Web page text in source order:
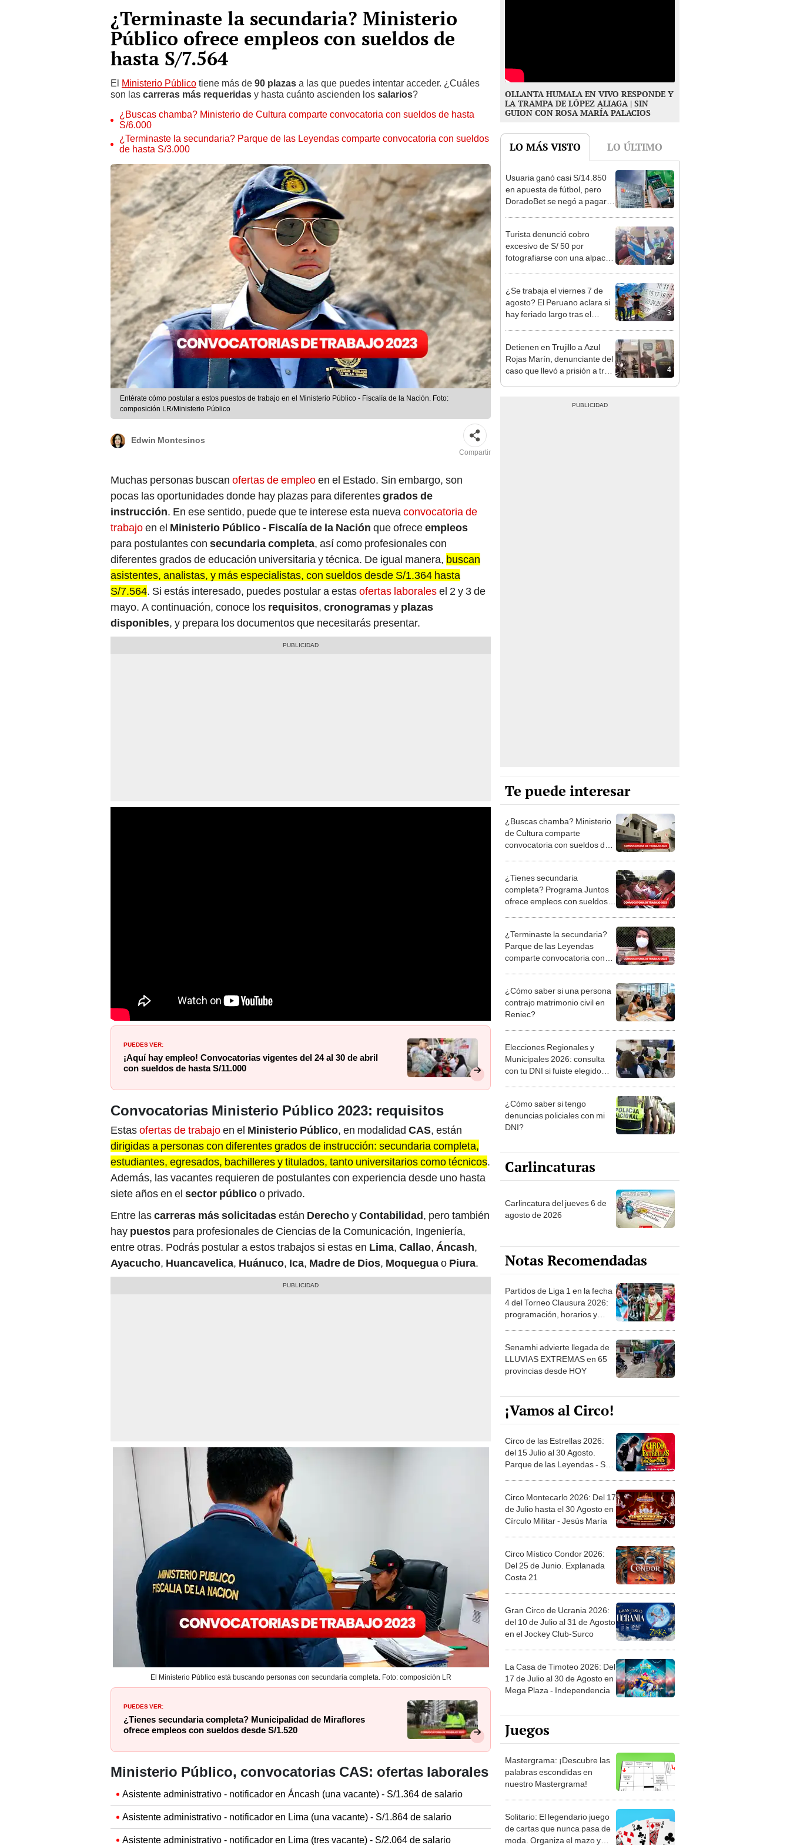
¿Terminaste la secundaria? Ministerio
Público ofrece empleos con sueldos de
hasta S/7.564
El Ministerio Público tiene más de 90 plazas a las que puedes intentar acceder. ¿Cuáles
son las carreras más requeridas y hasta cuánto ascienden los salarios?
¿Buscas chamba? Ministerio de Cultura comparte convocatoria con sueldos de hasta
S/6.000
¿Terminaste la secundaria? Parque de las Leyendas comparte convocatoria con sueldos
de hasta S/3.000
Entérate cómo postular a estos puestos de trabajo en el Ministerio Público - Fiscalía de la Nación. Foto:
composición LR/Ministerio Público
Edwin Montesinos
Compartir
Muchas personas buscan ofertas de empleoen el Estado. Sin embargo, son
pocas las oportunidades donde hay plazas para diferentesgrados de
instrucción. En ese sentido, puede que te interese esta nuevaconvocatoria de
trabajoen el Ministerio Público - Fiscalía de la Nación que ofreceempleos
para postulantes con secundaria completa, así como profesionales con
diferentes grados de educación universitaria y técnica. De igual manera, buscan
asistentes, analistas, y más especialistas, con sueldos desde S/1.364 hasta
S/7.564. Si estás interesado, puedes postular a estasofertas laboralesel 2 y 3 de
mayo. A continuación, conoce los requisitos, cronogramasy plazas
disponibles, y prepara los documentos que necesitarás presentar.
PUEDES VER:
¡Aquí hay empleo! Convocatorias vigentes del 24 al 30 de abril
con sueldos de hasta S/11.000
Convocatorias Ministerio Público 2023: requisitos
Estasofertas de trabajoen el Ministerio Público, en modalidad CAS, están
dirigidas a personas con diferentes grados de instrucción: secundaria completa,
estudiantes, egresados, bachilleres y titulados, tanto universitarios como técnicos.
Además, las vacantes requieren de postulantes con experiencia desde uno hasta
siete años en el sector públicoo privado.
Entre lascarreras más solicitadasestán DerechoyContabilidad, pero también
hay puestos para profesionales de Ciencias de la Comunicación, Ingeniería,
entre otras. Podrás postular a estos trabajos si estas en Lima, Callao, Áncash,
Ayacucho, Huancavelica, Huánuco, Ica, Madre de Dios, Moqueguao Piura.
El Ministerio Público está buscando personas con secundaria completa. Foto: composición LR
PUEDES VER:
¿Tienes secundaria completa? Municipalidad de Miraflores
ofrece empleos con sueldos desde S/1.520
Ministerio Público, convocatorias CAS: ofertas laborales
Asistente administrativo - notificador en Áncash (una vacante) - S/1.364 de salario
Asistente administrativo - notificador en Lima (una vacante) - S/1.864 de salario
Asistente administrativo - notificador en Lima (tres vacante) - S/2.064 de salario
OLLANTA HUMALA EN VIVO RESPONDE Y
LA TRAMPA DE LÓPEZ ALIAGA | SIN
GUION CON ROSA MARÍA PALACIOS
LO MÁS VISTO LO ÚLTIMO
1
Usuaria ganó casi S/14.850
en apuesta de fútbol, pero
DoradoBet se negó a pagar:
2
Turista denunció cobro
excesivo de S/ 50 por
fotografiarse con una alpaca
3
¿Se trabaja el viernes 7 de
agosto? El Peruano aclara si
hay feriado largo tras el
4
Detienen en Trujillo a Azul
Rojas Marín, denunciante del
caso que llevó a prisión a tres
Te puede interesar
¿Buscas chamba? Ministerio
de Cultura comparte
convocatoria con sueldos de
¿Tienes secundaria
completa? Programa Juntos
ofrece empleos con sueldos
¿Terminaste la secundaria?
Parque de las Leyendas
comparte convocatoria con
¿Cómo saber si una persona
contrajo matrimonio civil en
Reniec?
Elecciones Regionales y
Municipales 2026: consulta
con tu DNI si fuiste elegido
la ONPE
¿Cómo saber si tengo
denuncias policiales con mi
DNI?
Carlincaturas
Carlincatura del jueves 6 de
agosto de 2026
Notas Recomendadas
Partidos de Liga 1 en la fecha
4 del Torneo Clausura 2026:
programación, horarios y
Senamhi advierte llegada de
LLUVIAS EXTREMAS en 65
provincias desde HOY
¡Vamos al Circo!
Circo de las Estrellas 2026:
del 15 Julio al 30 Agosto.
Parque de las Leyendas - San
Circo Montecarlo 2026: Del 17
de Julio hasta el 30 Agosto en
Círculo Militar - Jesús María
Circo Místico Condor 2026:
Del 25 de Junio. Explanada
Costa 21
Gran Circo de Ucrania 2026:
del 10 de Julio al 31 de Agosto
en el Jockey Club-Surco
La Casa de Timoteo 2026: Del
17 de Julio al 30 de Agosto en
Mega Plaza - Independencia
Juegos
Mastergrama: ¡Descubre las
palabras escondidas en
nuestro Mastergrama!
Solitario: El legendario juego
de cartas que nunca pasa de
moda. Organiza el mazo y